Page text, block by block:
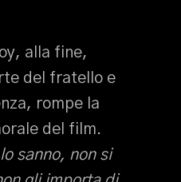
alla fine,
del fratello e
rompe la
del film.
lo sanno, non si